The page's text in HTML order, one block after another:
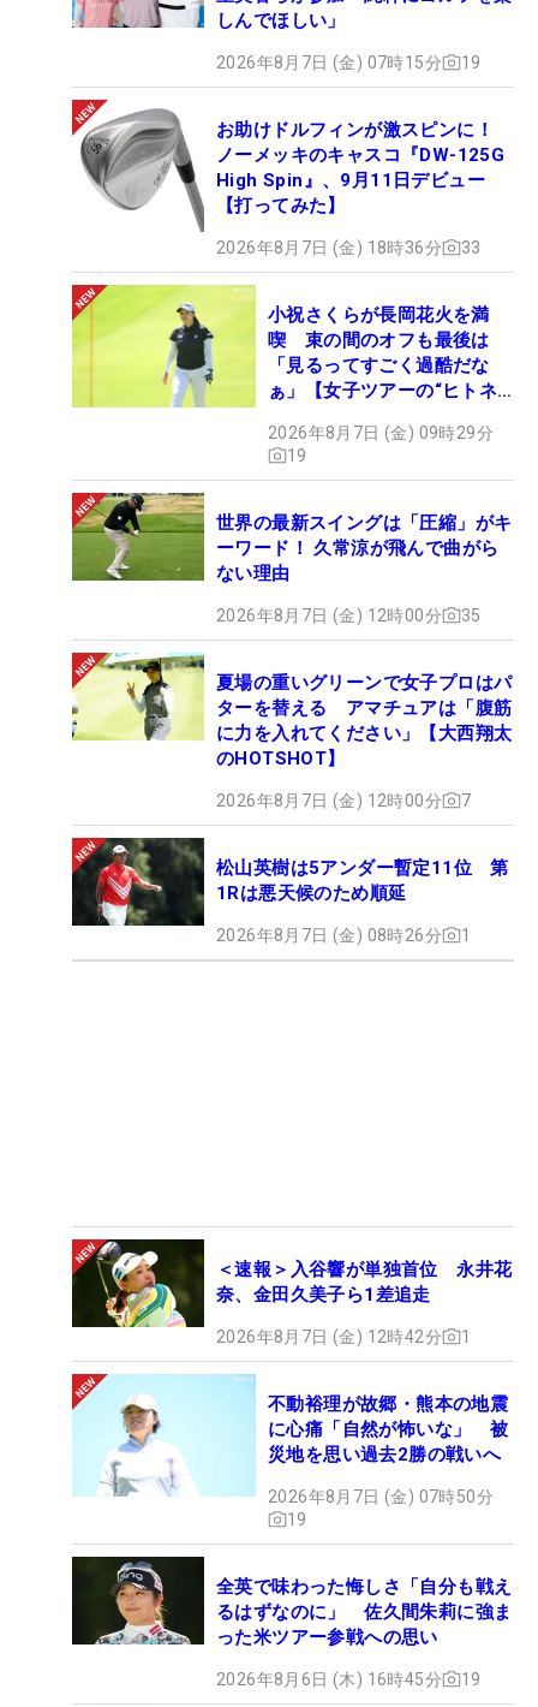
しんでほしい」
2026年8月7日 (金) 07時15分 19
お助けドルフィンが激スピンに！
ノーメッキのキャスコ『DW-125G
High Spin』、9月11日デビュー
【打ってみた】
2026年8月7日 (金) 18時36分 33
小祝さくらが長岡花火を満
喫 束の間のオフも最後は
「見るってすごく過酷だな
ぁ」【女子ツアーの“ヒトネ
2026年8月7日 (金) 09時29分
19
世界の最新スイングは「圧縮」がキ
ーワード！ 久常涼が飛んで曲がら
ない理由
2026年8月7日 (金) 12時00分 35
夏場の重いグリーンで女子プロはパ
ターを替える アマチュアは「腹筋
に力を入れてください」【大西翔太
のHOTSHOT】
2026年8月7日 (金) 12時00分 7
松山英樹は5アンダー暫定11位 第
1Rは悪天候のため順延
2026年8月7日 (金) 08時26分 1
＜速報＞入谷響が単独首位 永井花
奈、金田久美子ら1差追走
2026年8月7日 (金) 12時42分 1
不動裕理が故郷・熊本の地震
に心痛「自然が怖いな」 被
災地を思い過去2勝の戦いへ
2026年8月7日 (金) 07時50分
19
全英で味わった悔しさ「自分も戦え
るはずなのに」 佐久間朱莉に強ま
った米ツアー参戦への思い
2026年8月6日 (木) 16時45分 19